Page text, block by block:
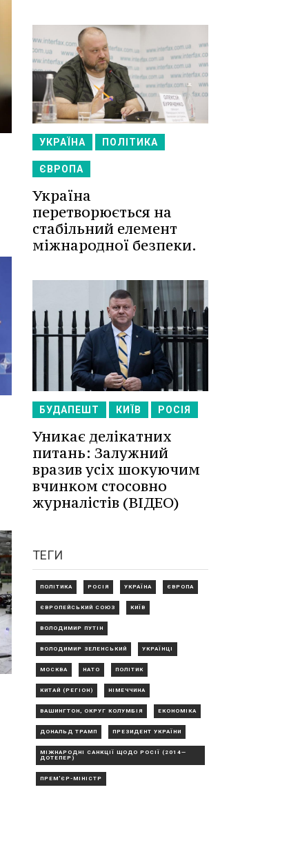
УКРАЇНА ПОЛІТИКА
ЄВРОПА
Україна
перетворюється на
стабільний елемент
міжнародної безпеки.
БУДАПЕШТ КИЇВ РОСІЯ
Уникає делікатних
питань: Залужний
вразив усіх шокуючим
вчинком стосовно
журналістів (ВІДЕО)
ТЕГИ
ПОЛІТИКА РОСІЯ УКРАЇНА ЄВРОПА
ЄВРОПЕЙСЬКИЙ СОЮЗ КИЇВ
ВОЛОДИМИР ПУТІН
ВОЛОДИМИР ЗЕЛЕНСЬКИЙ УКРАЇНЦІ
МОСКВА НАТО ПОЛІТИК
КИТАЙ (РЕГІОН) НІМЕЧЧИНА
ВАШИНГТОН, ОКРУГ КОЛУМБІЯ ЕКОНОМІКА
ДОНАЛЬД ТРАМП ПРЕЗИДЕНТ УКРАЇНИ
МІЖНАРОДНІ САНКЦІЇ ЩОДО РОСІЇ (2014—
ДОТЕПЕР)
ПРЕМ'ЄР-МІНІСТР